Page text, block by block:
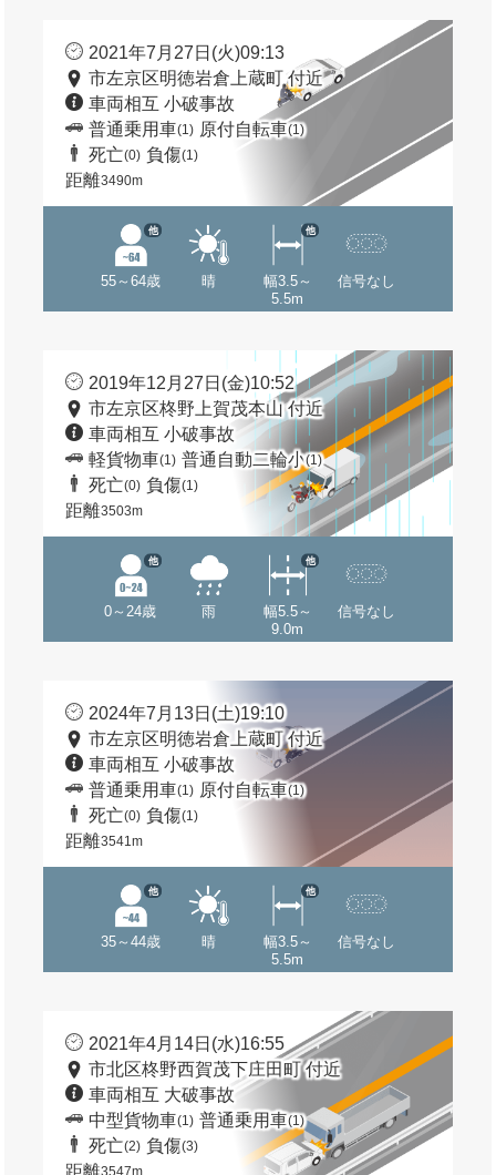
2021年7月27日(火)09:13
市左京区明徳岩倉上蔵町 付近
車両相互 小破事故
普通乗用車(1) 原付自転車(1)
死亡(0) 負傷(1)
距離3490m
55～64歳
他
晴
幅3.5～
5.5m
他
信号なし
2019年12月27日(金)10:52
市左京区柊野上賀茂本山 付近
車両相互 小破事故
軽貨物車(1) 普通自動二輪小(1)
死亡(0) 負傷(1)
距離3503m
0～24歳
他
雨
幅5.5～
9.0m
他
信号なし
2024年7月13日(土)19:10
市左京区明徳岩倉上蔵町 付近
車両相互 小破事故
普通乗用車(1) 原付自転車(1)
死亡(0) 負傷(1)
距離3541m
35～44歳
他
晴
幅3.5～
5.5m
他
信号なし
2021年4月14日(水)16:55
市北区柊野西賀茂下庄田町 付近
車両相互 大破事故
中型貨物車(1) 普通乗用車(1)
死亡(2) 負傷(3)
距離3547m